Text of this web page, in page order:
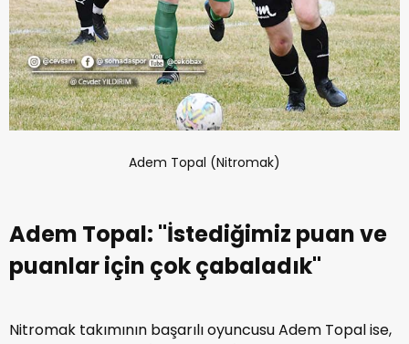
Adem Topal (Nitromak)
Adem Topal: ''İstediğimiz puan ve
puanlar için çok çabaladık''
Nitromak takımının başarılı oyuncusu Adem Topal ise,